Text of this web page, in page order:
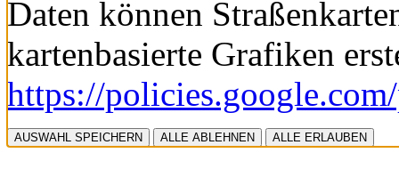
Google Maps stellt
Daten können
kartenbasierte Grafiken